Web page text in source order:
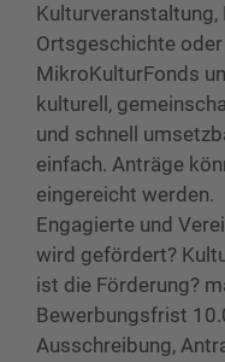
Ortsgeschichte
MikroKulturFonds
kulturell,
und schnell
einfach. Anträge
eingereicht
Engagierte und
wird gefördert?
ist die Förderung?
Bewerbungsfrist
Ausschreibung,